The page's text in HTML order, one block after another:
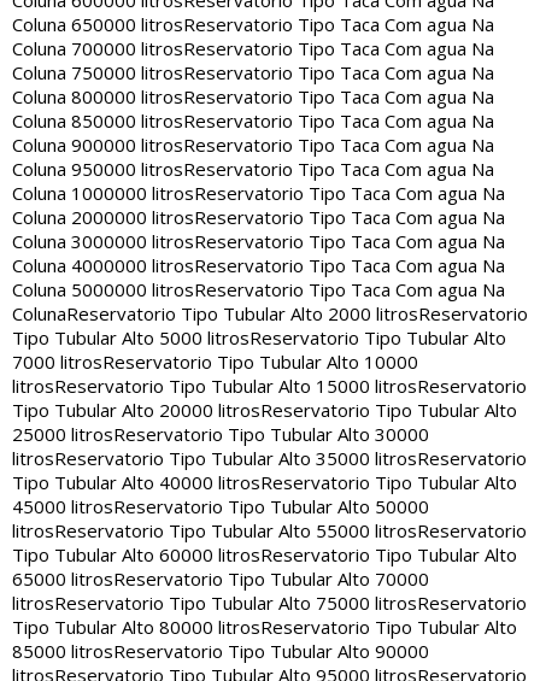
Coluna 650000 litrosReservatorio Tipo Taca Com agua Na
Coluna 700000 litrosReservatorio Tipo Taca Com agua Na
Coluna 750000 litrosReservatorio Tipo Taca Com agua Na
Coluna 800000 litrosReservatorio Tipo Taca Com agua Na
Coluna 850000 litrosReservatorio Tipo Taca Com agua Na
Coluna 900000 litrosReservatorio Tipo Taca Com agua Na
Coluna 950000 litrosReservatorio Tipo Taca Com agua Na
Coluna 1000000 litrosReservatorio Tipo Taca Com agua Na
Coluna 2000000 litrosReservatorio Tipo Taca Com agua Na
Coluna 3000000 litrosReservatorio Tipo Taca Com agua Na
Coluna 4000000 litrosReservatorio Tipo Taca Com agua Na
Coluna 5000000 litrosReservatorio Tipo Taca Com agua Na
ColunaReservatorio Tipo Tubular Alto 2000 litrosReservatorio
Tipo Tubular Alto 5000 litrosReservatorio Tipo Tubular Alto
7000 litrosReservatorio Tipo Tubular Alto 10000
litrosReservatorio Tipo Tubular Alto 15000 litrosReservatorio
Tipo Tubular Alto 20000 litrosReservatorio Tipo Tubular Alto
25000 litrosReservatorio Tipo Tubular Alto 30000
litrosReservatorio Tipo Tubular Alto 35000 litrosReservatorio
Tipo Tubular Alto 40000 litrosReservatorio Tipo Tubular Alto
45000 litrosReservatorio Tipo Tubular Alto 50000
litrosReservatorio Tipo Tubular Alto 55000 litrosReservatorio
Tipo Tubular Alto 60000 litrosReservatorio Tipo Tubular Alto
65000 litrosReservatorio Tipo Tubular Alto 70000
litrosReservatorio Tipo Tubular Alto 75000 litrosReservatorio
Tipo Tubular Alto 80000 litrosReservatorio Tipo Tubular Alto
85000 litrosReservatorio Tipo Tubular Alto 90000
litrosReservatorio Tipo Tubular Alto 95000 litrosReservatorio